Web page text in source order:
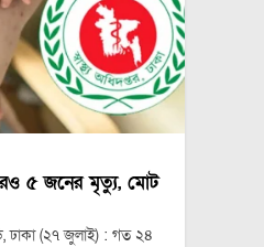
৫ জনের মৃত্যু, মোট
ঢাকা (২৭ জুলাই) : গত ২৪